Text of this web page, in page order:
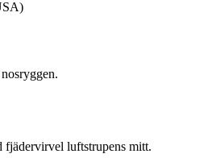
fjädervirvel luftstrupens mitt.